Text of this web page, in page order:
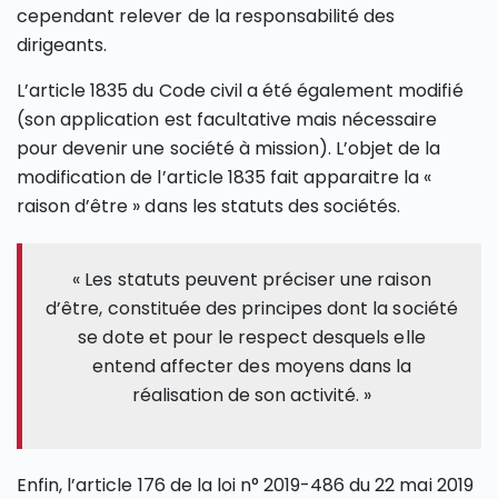
cependant relever de la responsabilité des
dirigeants.
L’article 1835 du Code civil a été également modifié
(son application est facultative mais nécessaire
pour devenir une société à mission). L’objet de la
modification de l’article 1835 fait apparaitre la «
raison d’être » dans les statuts des sociétés.
« Les statuts peuvent préciser une raison
d’être, constituée des principes dont la société
se dote et pour le respect desquels elle
entend affecter des moyens dans la
réalisation de son activité. »
Enfin, l’article 176 de la loi n° 2019-486 du 22 mai 2019